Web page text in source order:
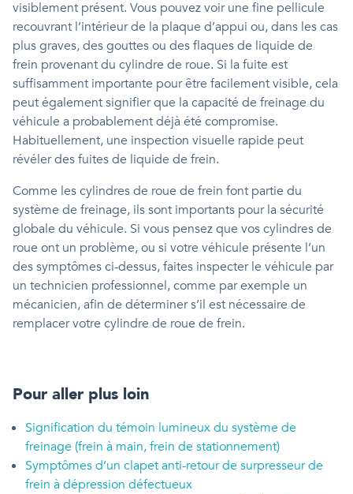
visiblement présent. Vous pouvez voir une fine pellicule
recouvrant l’intérieur de la plaque d’appui ou, dans les cas
plus graves, des gouttes ou des flaques de liquide de
frein provenant du cylindre de roue. Si la fuite est
suffisamment importante pour être facilement visible, cela
peut également signifier que la capacité de freinage du
véhicule a probablement déjà été compromise.
Habituellement, une inspection visuelle rapide peut
révéler des fuites de liquide de frein.
Comme les cylindres de roue de frein font partie du
système de freinage, ils sont importants pour la sécurité
globale du véhicule. Si vous pensez que vos cylindres de
roue ont un problème, ou si votre véhicule présente l’un
des symptômes ci-dessus, faites inspecter le véhicule par
un technicien professionnel, comme par exemple un
mécanicien, afin de déterminer s’il est nécessaire de
remplacer votre cylindre de roue de frein.
Pour aller plus loin
Signification du témoin lumineux du système de
freinage (frein à main, frein de stationnement)
Symptômes d’un clapet anti-retour de surpresseur de
frein à dépression défectueux